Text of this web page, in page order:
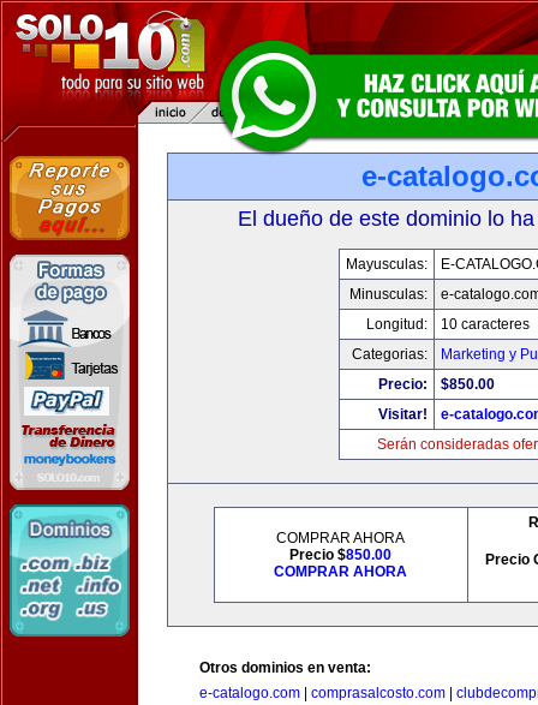
e-
El dueño de este dominio lo
Mayusculas:
E-
Minusculas:
e-
Longitud:
10 caracteres
Categorias:
Marketing y
Precio:
$850.00
Visitar!
e-
Serán consideradas
COMPRAR AHORA
Precio $850.00
COMPRAR AHORA
Precio
Otros dominios en venta:
e-catalogo.com
comprasalcosto.com